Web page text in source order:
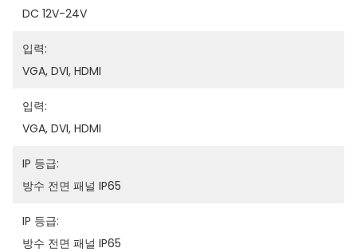
DC 12V-24V
입력:
VGA, DVI, HDMI
입력:
VGA, DVI, HDMI
IP 등급:
방수 전면 패널 IP65
IP 등급:
방수 전면 패널 IP65